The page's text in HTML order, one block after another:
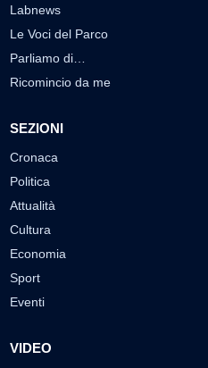
Labnews
Le Voci del Parco
Parliamo di…
Ricomincio da me
SEZIONI
Cronaca
Politica
Attualità
Cultura
Economia
Sport
Eventi
VIDEO